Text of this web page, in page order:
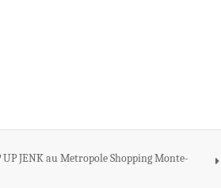
JENK au Metropole Shopping Monte-